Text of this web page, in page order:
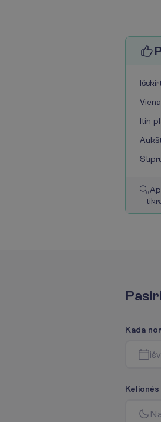
P
Itin
„Ap
tikr
Pasir
Kada nor
išv
Kelionės
N